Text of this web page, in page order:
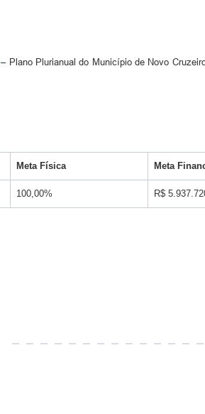
– Plano Plurianual do Município de Novo
Meta Física Meta
100,00% R$